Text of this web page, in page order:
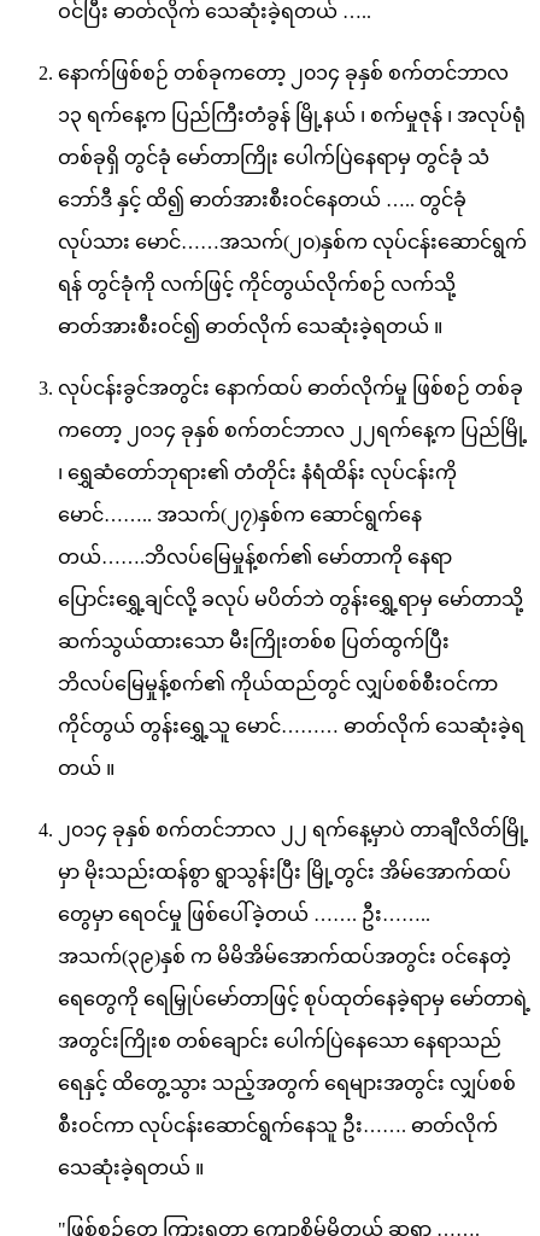
ဝင်ပြီး ဓာတ်လိုက် သေဆုံးခဲ့ရတယ် …..
နောက်ဖြစ်စဉ် တစ်ခုကတော့ ၂၀၁၄ ခုနှစ် စက်တင်ဘာလ
၁၃ ရက်နေ့က ပြည်ကြီးတံခွန် မြို့နယ် ၊ စက်မှုဇုန် ၊ အလုပ်ရုံ
တစ်ခုရှိ တွင်ခုံ မော်တာကြိုး ပေါက်ပြဲနေရာမှ တွင်ခုံ သံ
ဘော်ဒီ နှင့် ထိ၍ ဓာတ်အားစီးဝင်နေတယ် ….. တွင်ခုံ
လုပ်သား မောင်……အသက်(၂၀)နှစ်က လုပ်ငန်းဆောင်ရွက်
ရန် တွင်ခုံကို လက်ဖြင့် ကိုင်တွယ်လိုက်စဉ် လက်သို့
ဓာတ်အားစီးဝင်၍ ဓာတ်လိုက် သေဆုံးခဲ့ရတယ် ။
လုပ်ငန်းခွင်အတွင်း နောက်ထပ် ဓာတ်လိုက်မှု ဖြစ်စဉ် တစ်ခု
ကတော့ ၂၀၁၄ ခုနှစ် စက်တင်ဘာလ ၂၂ရက်နေ့က ပြည်မြို့
၊ ရွှေဆံတော်ဘုရား၏ တံတိုင်း နံရံထိန်း လုပ်ငန်းကို
မောင်…….. အသက်(၂၇)နှစ်က ဆောင်ရွက်နေ
တယ်…….ဘိလပ်မြေမှုန့်စက်၏ မော်တာကို နေရာ
ပြောင်းရွှေ့ချင်လို့ ခလုပ် မပိတ်ဘဲ တွန်းရွှေ့ရာမှ မော်တာသို့
ဆက်သွယ်ထားသော မီးကြိုးတစ်စ ပြတ်ထွက်ပြီး
ဘိလပ်မြေမှုန့်စက်၏ ကိုယ်ထည်တွင် လျှပ်စစ်စီးဝင်ကာ
ကိုင်တွယ် တွန်းရွှေ့သူ မောင်……… ဓာတ်လိုက် သေဆုံးခဲ့ရ
တယ် ။
၂၀၁၄ ခုနှစ် စက်တင်ဘာလ ၂၂ ရက်နေ့မှာပဲ တာချီလိတ်မြို့
မှာ မိုးသည်းထန်စွာ ရွာသွန်းပြီး မြို့တွင်း အိမ်အောက်ထပ်
တွေမှာ ရေဝင်မှု ဖြစ်ပေါ်ခဲ့တယ် ……. ဦး……..
အသက်(၃၉)နှစ် က မိမိအိမ်အောက်ထပ်အတွင်း ဝင်နေတဲ့
ရေတွေကို ရေမြှုပ်မော်တာဖြင့် စုပ်ထုတ်နေခဲ့ရာမှ မော်တာရဲ့
အတွင်းကြိုးစ တစ်ချောင်း ပေါက်ပြဲနေသော နေရာသည်
ရေနှင့် ထိတွေ့သွား သည့်အတွက် ရေများအတွင်း လျှပ်စစ်
စီးဝင်ကာ လုပ်ငန်းဆောင်ရွက်နေသူ ဦး……. ဓာတ်လိုက်
သေဆုံးခဲ့ရတယ် ။
"ဖြစ်စဉ်တွေ ကြားရတာ ကျောစိမ့်မိတယ် ဆရာ …….